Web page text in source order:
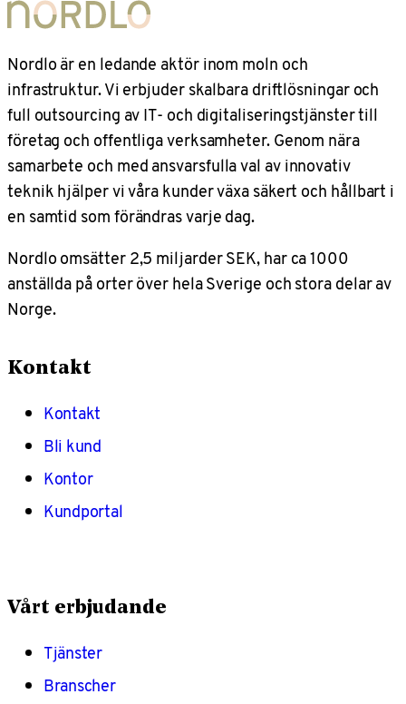
Nordlo är en ledande aktör inom moln och
infrastruktur. Vi erbjuder skalbara driftlösningar och
full outsourcing av IT- och digitaliseringstjänster till
företag och offentliga verksamheter. Genom nära
samarbete och med ansvarsfulla val av innovativ
teknik hjälper vi våra kunder växa säkert och hållbart i
en samtid som förändras varje dag.
Nordlo omsätter 2,5 miljarder SEK, har ca 1000
anställda på orter över hela Sverige och stora delar av
Norge.
Kontakt
Kontakt
Bli kund
Kontor
Kundportal
Vårt erbjudande
Tjänster
Branscher